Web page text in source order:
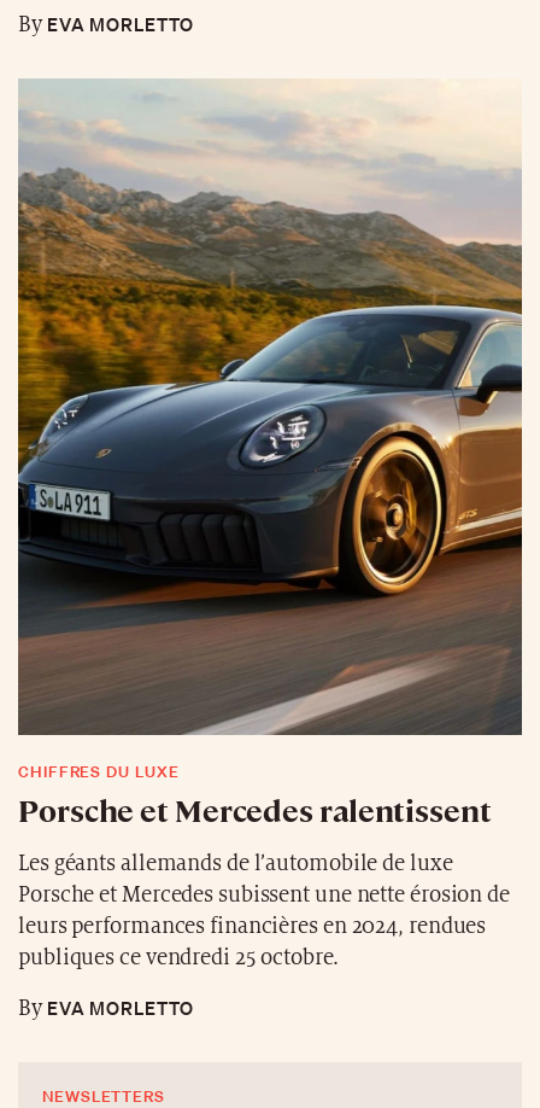
ByEVA MORLETTO
CHIFFRES DU LUXE
Porsche et Mercedes ralentissent
Les géants allemands de l’automobile de luxe
Porsche et Mercedes subissent une nette érosion de
leurs performances financières en 2024, rendues
publiques ce vendredi 25 octobre.
ByEVA MORLETTO
NEWSLETTERS